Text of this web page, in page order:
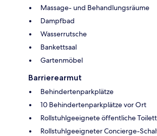
Massage- und Behandlungsräume
Dampfbad
Wasserrutsche
Bankettsaal
Gartenmöbel
Barrierearmut
Behindertenparkplätze
10 Behindertenparkplätze vor Ort
Rollstuhlgeeignete öffentliche
Rollstuhlgeeigneter Concierge-